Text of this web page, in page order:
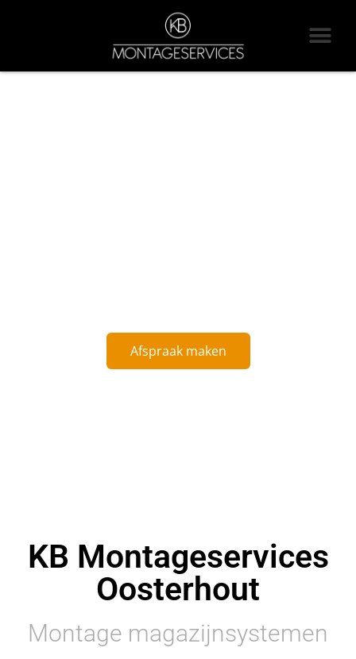
Afspraak maken
KB Montageservices
Oosterhout
Montage magazijnsystemen